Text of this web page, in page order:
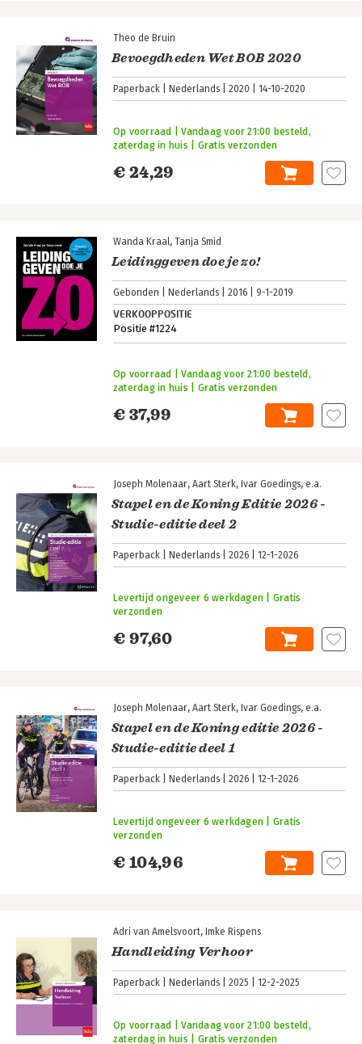
Theo de Bruin
Bevoegdheden Wet BOB 2020
Paperback Nederlands 2020 14-10-2020
€ 24,29
Op voorraad | Vandaag voor 21:00 besteld,
zaterdag in huis | Gratis verzonden
Wanda Kraal Tanja Smid
Leidinggeven doe je zo!
Gebonden Nederlands 2016 9-1-2019
VERKOOPPOSITIE
Positie #1224
€ 37,99
Op voorraad | Vandaag voor 21:00 besteld,
zaterdag in huis | Gratis verzonden
Joseph Molenaar Aart Sterk Ivar Goedings e.a.
Stapel en de Koning Editie 2026 -
Studie-editie deel 2
Paperback Nederlands 2026 12-1-2026
€ 97,60
Levertijd ongeveer 6 werkdagen | Gratis
verzonden
Joseph Molenaar Aart Sterk Ivar Goedings e.a.
Stapel en de Koning editie 2026 -
Studie-editie deel 1
Paperback Nederlands 2026 12-1-2026
€ 104,96
Levertijd ongeveer 6 werkdagen | Gratis
verzonden
Adri van Amelsvoort Imke Rispens
Handleiding Verhoor
Paperback Nederlands 2025 12-2-2025
Op voorraad | Vandaag voor 21:00 besteld,
zaterdag in huis | Gratis verzonden